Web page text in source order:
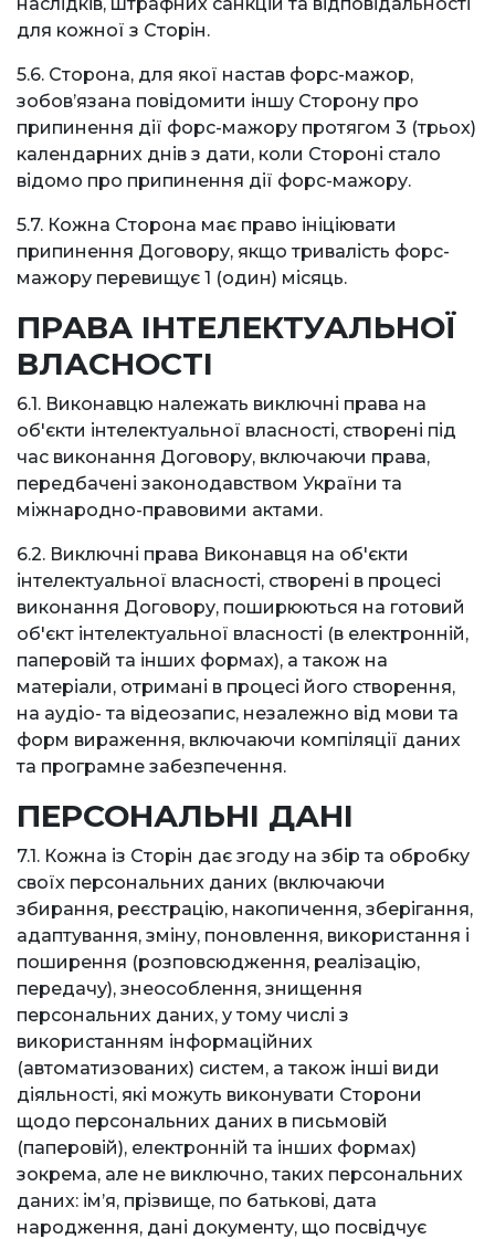
для кожної з Сторін.
5.6. Сторона, для якої настав форс-мажор,
зобов’язана повідомити іншу Сторону про
припинення дії форс-мажору протягом 3 (трьох)
календарних днів з дати, коли Стороні стало
відомо про припинення дії форс-мажору.
5.7. Кожна Сторона має право ініціювати
припинення Договору, якщо тривалість форс-
мажору перевищує 1 (один) місяць.
ПРАВА ІНТЕЛЕКТУАЛЬНОЇ
ВЛАСНОСТІ
6.1. Виконавцю належать виключні права на
об'єкти інтелектуальної власності, створені під
час виконання Договору, включаючи права,
передбачені законодавством України та
міжнародно-правовими актами.
6.2. Виключні права Виконавця на об'єкти
інтелектуальної власності, створені в процесі
виконання Договору, поширюються на готовий
об'єкт інтелектуальної власності (в електронній,
паперовій та інших формах), а також на
матеріали, отримані в процесі його створення,
на аудіо- та відеозапис, незалежно від мови та
форм вираження, включаючи компіляції даних
та програмне забезпечення.
ПЕРСОНАЛЬНІ ДАНІ
7.1. Кожна із Сторін дає згоду на збір та обробку
своїх персональних даних (включаючи
збирання, реєстрацію, накопичення, зберігання,
адаптування, зміну, поновлення, використання і
поширення (розповсюдження, реалізацію,
передачу), знеособлення, знищення
персональних даних, у тому числі з
використанням інформаційних
(автоматизованих) систем, а також інші види
діяльності, які можуть виконувати Сторони
щодо персональних даних в письмовій
(паперовій), електронній та інших формах)
зокрема, але не виключно, таких персональних
даних: ім’я, прізвище, по батькові, дата
народження, дані документу, що посвідчує